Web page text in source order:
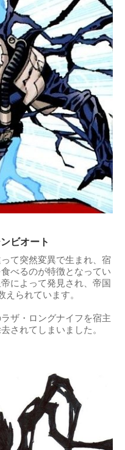
ビオート
て突然変異で生まれ、宿
べるのが特徴となってい
によって発見され、帝国
られています。
ザ・ロングナイフを宿主
されてしまいました。